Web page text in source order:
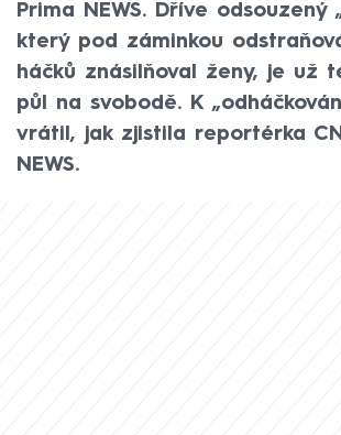
Prima NEWS. Dříve odsouzený
který pod záminkou
háčků znásilňoval ženy, je už
půl na svobodě. K
vrátil, jak zjistila reportérka
NEWS.